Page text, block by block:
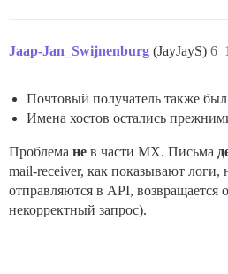
Jaap-Jan_Swijnenburg (JayJayS) 6
Почтовый получатель также был
Имена хостов остались
Проблема не в части MX. Письма
mail-receiver, как показывают логи,
отправляются в API, возвращается
некорректный запрос).